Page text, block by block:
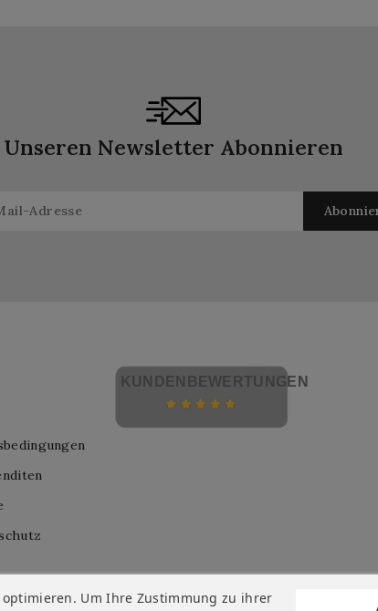
Unseren Newsletter Abonnieren
Um Ihre Zustimmung zu ihrer
KUNDENBEWERTUNGEN